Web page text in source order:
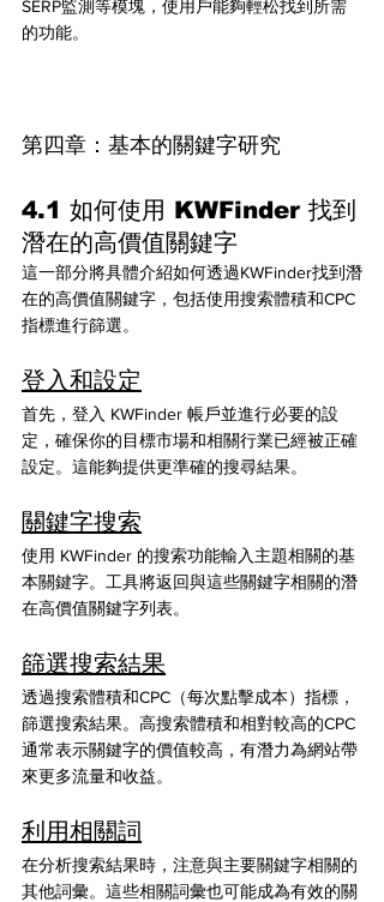
SERP監測等模塊，使用戶能夠輕松找到所需
的功能。
第四章：基本的關鍵字研究
4.1 如何使用 KWFinder 找到
潛在的高價值關鍵字
這一部分將具體介紹如何透過KWFinder找到潛
在的高價值關鍵字，包括使用搜索體積和CPC
指標進行篩選。
登入和設定
首先，登入 KWFinder 帳戶並進行必要的設
定，確保你的目標市場和相關行業已經被正確
設定。這能夠提供更準確的搜尋結果。
關鍵字搜索
使用 KWFinder 的搜索功能輸入主題相關的基
本關鍵字。工具將返回與這些關鍵字相關的潛
在高價值關鍵字列表。
篩選搜索結果
透過搜索體積和CPC（每次點擊成本）指標，
篩選搜索結果。高搜索體積和相對較高的CPC
通常表示關鍵字的價值較高，有潛力為網站帶
來更多流量和收益。
利用相關詞
在分析搜索結果時，注意與主要關鍵字相關的
其他詞彙。這些相關詞彙也可能成為有效的關